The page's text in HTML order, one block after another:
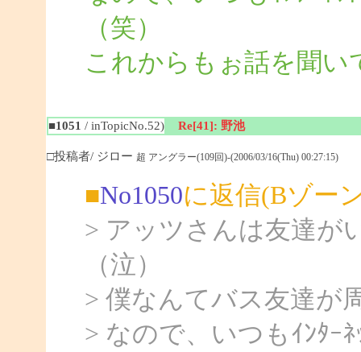
（笑）
これからもぉ話を聞い
■1051 / inTopicNo.52) Re[41]: 野池
□投稿者/ ジロー 超 アングラー(109回)-(2006/03/16(Thu) 00:27:15)
■No1050に返信(Bゾー
> アッツさんは友達が
（泣）
> 僕なんてバス友達が
> なので、いつもｲﾝﾀｰ